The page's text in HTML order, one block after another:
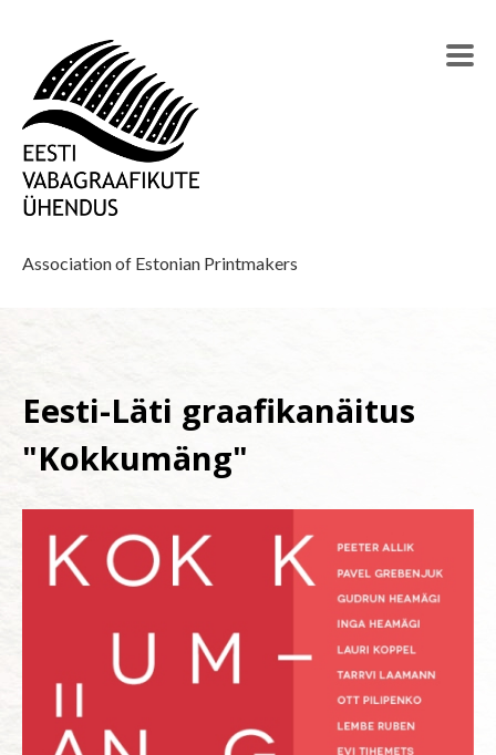
Association of Estonian Printmakers
Eesti-Läti graafikanäitus
"Kokkumäng"